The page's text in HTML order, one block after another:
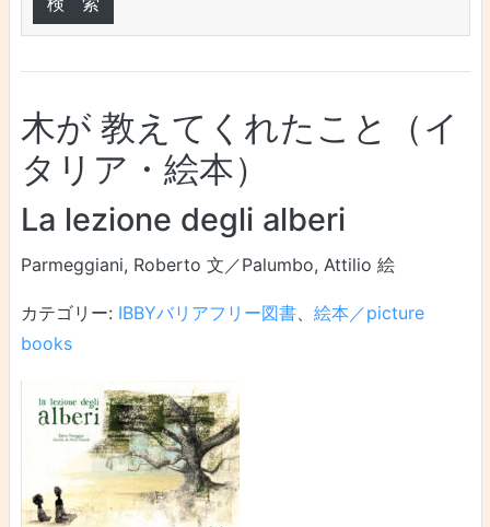
木が 教えてくれたこと（イ
タリア・絵本）
La lezione degli alberi
Parmeggiani, Roberto 文／Palumbo, Attilio 絵
カテゴリー: IBBYバリアフリー図書、 絵本／picture
books